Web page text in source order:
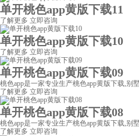
单开桃色app黄版下载11
了解更多 立即咨询
单开桃色app黄版下载10
了解更多 立即咨询
单开桃色app黄版下载09
桃色app是一家专业生产桃色app黄版下载,别
了解更多 立即咨询
单开桃色app黄版下载08
桃色app是一家专业生产桃色app黄版下载,别
了解更多 立即咨询